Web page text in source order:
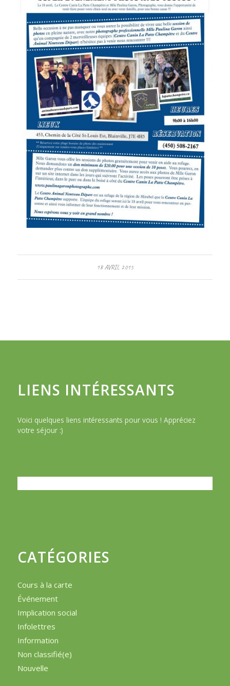
18 AVRIL 2015
LIENS INTÉRESSANTS
Voici quelques liens intéressants pour vous ! Appréciez
votre séjour :)
CATÉGORIES
Cours à la carte
Événement
Implication social
Infolettres
Information
Non classifié(e)
Nouvelle